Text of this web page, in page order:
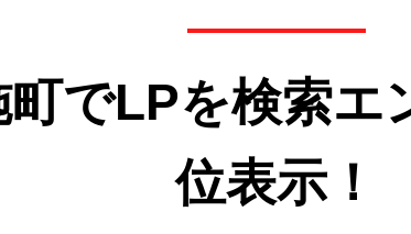
でLPを検索エ
位表示！